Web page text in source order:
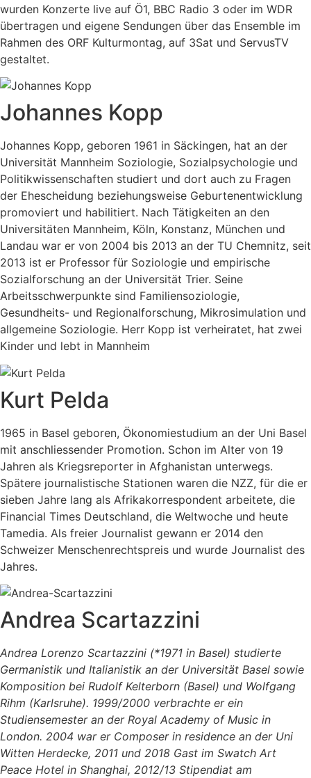
wurden Konzerte live auf Ö1, BBC Radio 3 oder im WDR
übertragen und eigene Sendungen über das Ensemble im
Rahmen des ORF Kulturmontag, auf 3Sat und ServusTV
gestaltet.
Johannes Kopp
Johannes Kopp, geboren 1961 in Säckingen, hat an der
Universität Mannheim Soziologie, Sozialpsychologie und
Politikwissenschaften studiert und dort auch zu Fragen
der Ehescheidung beziehungsweise Geburtenentwicklung
promoviert und habilitiert. Nach Tätigkeiten an den
Universitäten Mannheim, Köln, Konstanz, München und
Landau war er von 2004 bis 2013 an der TU Chemnitz, seit
2013 ist er Professor für Soziologie und empirische
Sozialforschung an der Universität Trier. Seine
Arbeitsschwerpunkte sind Familiensoziologie,
Gesundheits- und Regionalforschung, Mikrosimulation und
allgemeine Soziologie. Herr Kopp ist verheiratet, hat zwei
Kinder und lebt in Mannheim
Kurt Pelda
1965 in Basel geboren, Ökonomiestudium an der Uni Basel
mit anschliessender Promotion. Schon im Alter von 19
Jahren als Kriegsreporter in Afghanistan unterwegs.
Spätere journalistische Stationen waren die NZZ, für die er
sieben Jahre lang als Afrikakorrespondent arbeitete, die
Financial Times Deutschland, die Weltwoche und heute
Tamedia. Als freier Journalist gewann er 2014 den
Schweizer Menschenrechtspreis und wurde Journalist des
Jahres.
Andrea Scartazzini
Andrea Lorenzo Scartazzini (*1971 in Basel) studierte
Germanistik und Italianistik an der Universität Basel sowie
Komposition bei Rudolf Kelterborn (Basel) und Wolfgang
Rihm (Karlsruhe). 1999/2000 verbrachte er ein
Studiensemester an der Royal Academy of Music in
London. 2004 war er Composer in residence an der Uni
Witten Herdecke, 2011 und 2018 Gast im Swatch Art
Peace Hotel in Shanghai, 2012/13 Stipendiat am